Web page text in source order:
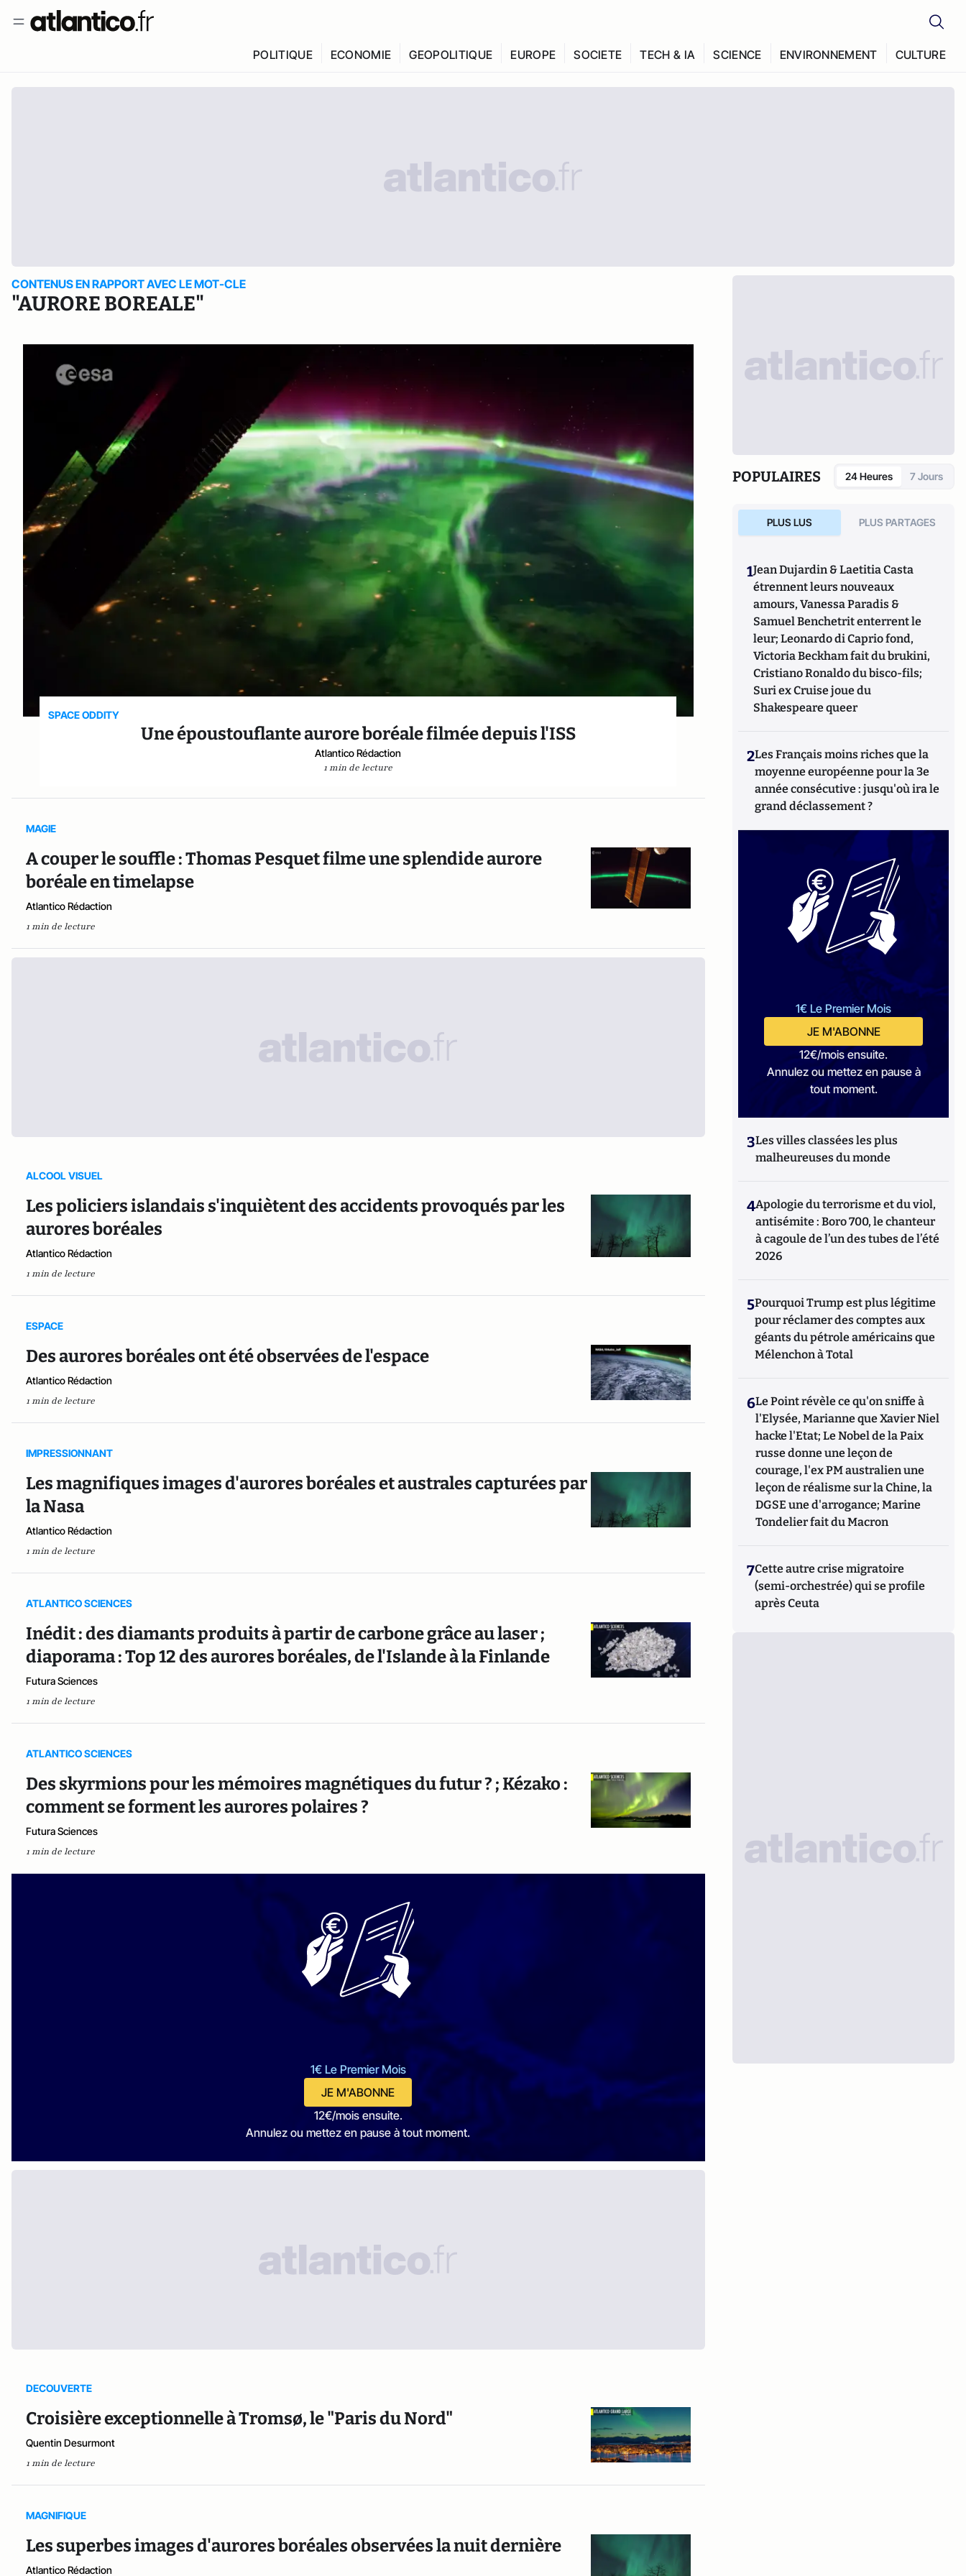
POLITIQUE ECONOMIE GEOPOLITIQUE EUROPE SOCIETE TECH & IA SCIENCE ENVIRONNEMENT CULTURE
CONTENUS EN RAPPORT AVEC LE MOT-CLE
"AURORE BOREALE"
SPACE ODDITY
Une époustouflante aurore boréale filmée depuis l'ISS
Atlantico Rédaction
1 min de lecture
MAGIE
A couper le souffle : Thomas Pesquet filme une splendide aurore
boréale en timelapse
Atlantico Rédaction
1 min de lecture
ALCOOL VISUEL
Les policiers islandais s'inquiètent des accidents provoqués par les
aurores boréales
Atlantico Rédaction
1 min de lecture
ESPACE
Des aurores boréales ont été observées de l'espace
Atlantico Rédaction
1 min de lecture
IMPRESSIONNANT
Les magnifiques images d'aurores boréales et australes capturées par
la Nasa
Atlantico Rédaction
1 min de lecture
ATLANTICO SCIENCES
Inédit : des diamants produits à partir de carbone grâce au laser ;
diaporama : Top 12 des aurores boréales, de l'Islande à la Finlande
Futura Sciences
1 min de lecture
ATLANTICO SCIENCES
Des skyrmions pour les mémoires magnétiques du futur ? ; Kézako :
comment se forment les aurores polaires ?
Futura Sciences
1 min de lecture
1€ Le Premier Mois
JE M'ABONNE
12€/mois ensuite.
Annulez ou mettez en pause à tout moment.
DECOUVERTE
Croisière exceptionnelle à Tromsø, le "Paris du Nord"
Quentin Desurmont
1 min de lecture
MAGNIFIQUE
Les superbes images d'aurores boréales observées la nuit dernière
Atlantico Rédaction
POPULAIRES 24 Heures 7 Jours
PLUS LUS PLUS PARTAGES
1Jean Dujardin & Laetitia Casta
étrennent leurs nouveaux
amours, Vanessa Paradis &
Samuel Benchetrit enterrent le
leur; Leonardo di Caprio fond,
Victoria Beckham fait du brukini,
Cristiano Ronaldo du bisco-fils;
Suri ex Cruise joue du
Shakespeare queer
2Les Français moins riches que la
moyenne européenne pour la 3e
année consécutive : jusqu'où ira le
grand déclassement ?
1€ Le Premier Mois
JE M'ABONNE
12€/mois ensuite.
Annulez ou mettez en pause à
tout moment.
3Les villes classées les plus
malheureuses du monde
4Apologie du terrorisme et du viol,
antisémite : Boro 700, le chanteur
à cagoule de l’un des tubes de l’été
2026
5Pourquoi Trump est plus légitime
pour réclamer des comptes aux
géants du pétrole américains que
Mélenchon à Total
6Le Point révèle ce qu'on sniffe à
l'Elysée, Marianne que Xavier Niel
hacke l'Etat; Le Nobel de la Paix
russe donne une leçon de
courage, l'ex PM australien une
leçon de réalisme sur la Chine, la
DGSE une d'arrogance; Marine
Tondelier fait du Macron
7Cette autre crise migratoire
(semi-orchestrée) qui se profile
après Ceuta